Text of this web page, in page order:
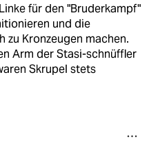
für den "Bruderkampf"
und die
zu Kronzeugen machen.
Arm der Stasi-schnüffler
Skrupel stets